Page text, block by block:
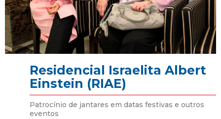
Residencial Israelita Albert
Einstein (RIAE)
Patrocínio de jantares em datas festivas e outros
eventos